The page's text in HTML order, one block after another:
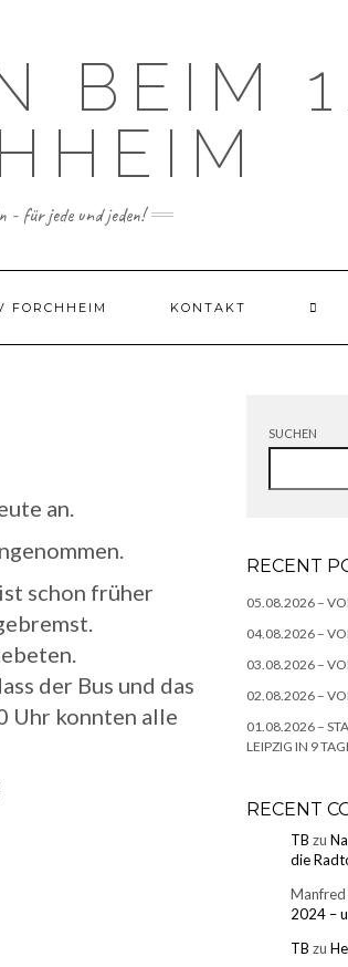
BEIM
- für jede und jeden!
FORCHHEIM KONTAKT
an.
schon früher
der Bus und das
Uhr konnten alle
SUCHEN
RECENT
05.08.2026 –
04.08.2026 –
03.08.2026 –
02.08.2026 –
01.08.2026 –
LEIPZIG IN 9
RECENT
TB zu
die
Manfred
2024 –
TB zu